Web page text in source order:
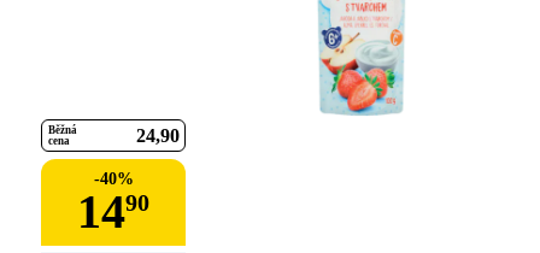
Běžná
cena
24 90
-40%
1490